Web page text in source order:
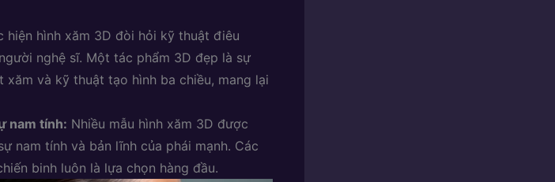
hiện hình xăm 3D đòi hỏi kỹ thuật điêu
nghệ sĩ. Một tác phẩm 3D đẹp là sự
và kỹ thuật tạo hình ba chiều, mang lại
nam tính: Nhiều mẫu hình xăm 3D được
nam tính và bản lĩnh của phái mạnh. Các
binh luôn là lựa chọn hàng đầu.